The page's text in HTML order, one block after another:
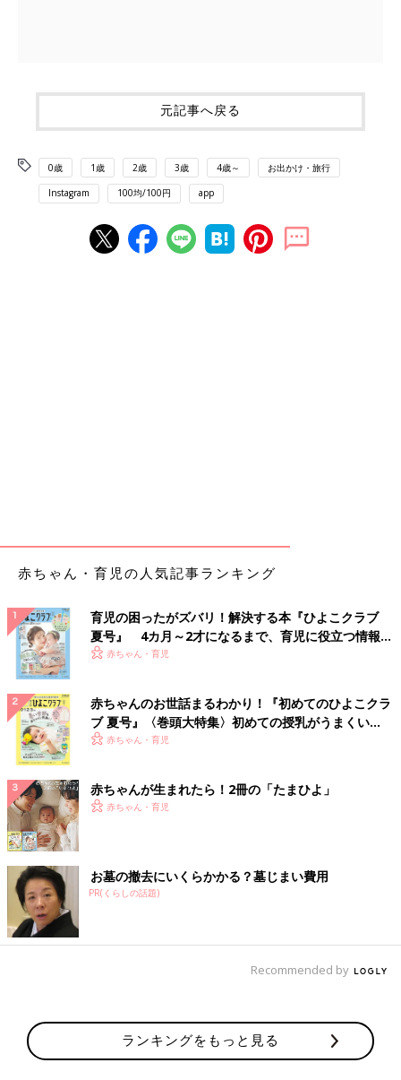
元記事へ戻る
0歳 1歳 2歳 3歳 4歳～ お出かけ・旅行
Instagram 100均/100円 app
赤ちゃん・育児の人気記事ランキング
育児の困ったがズバリ！解決する本『ひよこクラブ
夏号』 4カ月～2才になるまで、育児に役立つ情報が
いっぱい！
赤ちゃん・育児
赤ちゃんのお世話まるわかり！『初めてのひよこクラ
ブ 夏号』〈巻頭大特集〉初めての授乳がうまくい
く！ おっぱい・ミルクの基本と夏のトラブル 解決テ
赤ちゃん・育児
赤ちゃんが生まれたら！2冊の「たまひよ」
赤ちゃん・育児
お墓の撤去にいくらかかる？墓じまい費用
PR(くらしの話題)
Recommended by
ランキングをもっと見る